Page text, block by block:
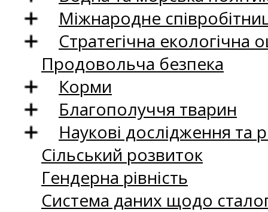
Міжнародне
Стратегічна екологічна
Продовольча безпека
Корми
Благополуччя тварин
Наукові дослідження та
Сільський розвиток
Гендерна рівність
Система даних щодо